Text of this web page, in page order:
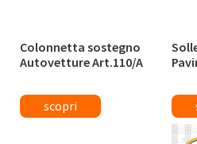
Colonnetta sostegno
Autovetture Art.110/A